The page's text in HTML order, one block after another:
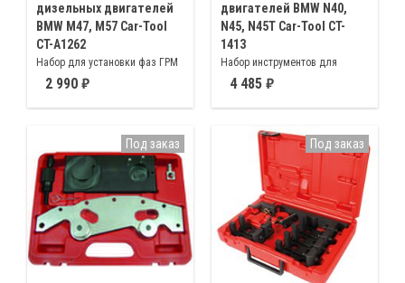
дизельных двигателей
BMW M47, M57 Car-Tool
CT-A1262
Набор для установки фаз ГРМ
дизельных двигателей BMW
2 990
двигателей BMW N40,
N45, N45T Car-Tool CT-
1413
Набор инструментов для
установки фаз ГРМ при
4 485
Под заказ Под заказ